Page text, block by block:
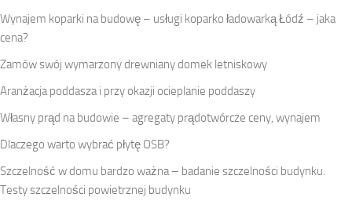
Wynajem koparki na budowę – usługi koparko ładowarką Łódź – jaka
cena?
Zamów swój wymarzony drewniany domek letniskowy
Aranżacja poddasza i przy okazji ocieplanie poddaszy
Własny prąd na budowie – agregaty prądotwórcze ceny, wynajem
Dlaczego warto wybrać płytę OSB?
Szczelność w domu bardzo ważna – badanie szczelności budynku.
Testy szczelności powietrznej budynku